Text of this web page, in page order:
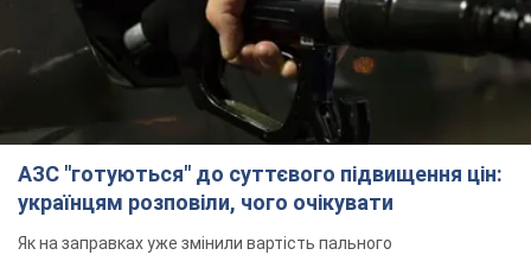
АЗС "готуються" до суттєвого підвищення цін:
українцям розповіли, чого очікувати
Як на заправках уже змінили вартість пального